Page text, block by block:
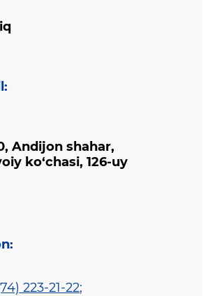
:
Andijon shahar,
ko‘chasi, 126-uy
:
223-21-22;